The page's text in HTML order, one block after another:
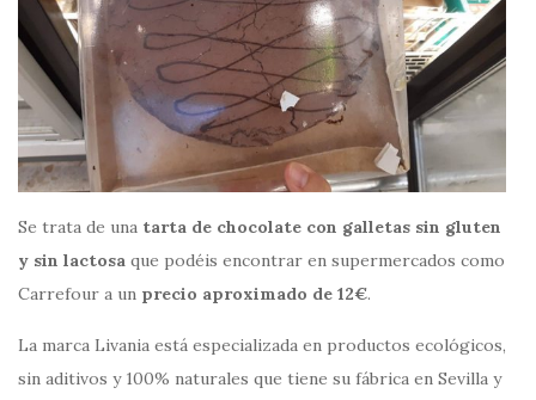
Se trata de una tarta de chocolate con galletas sin gluten
y sin lactosa que podéis encontrar en supermercados como
Carrefour a un precio aproximado de 12€.
La marca Livania está especializada en productos ecológicos,
sin aditivos y 100% naturales que tiene su fábrica en Sevilla y